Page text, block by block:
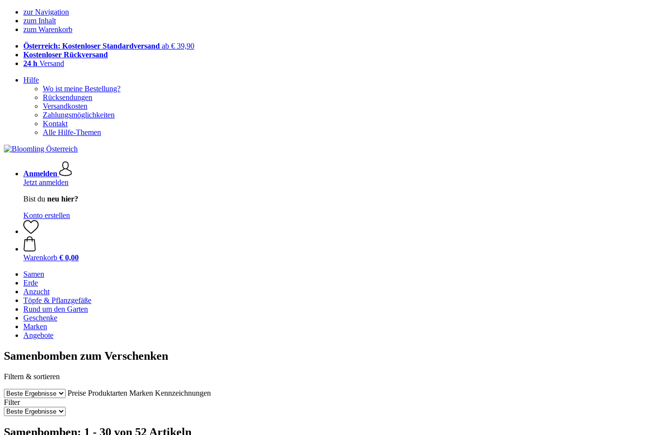
zur Navigation
zum Inhalt
zum Warenkorb
Österreich: Kostenloser Standardversand ab € 39,90
Kostenloser Rückversand
24 h Versand
Hilfe
Wo ist meine Bestellung?
Rücksendungen
Versandkosten
Zahlungsmöglichkeiten
Kontakt
Alle Hilfe-Themen
Anmelden
Jetzt anmelden
Bist du neu hier?
Konto erstellen
Warenkorb € 0,00
Samen
Erde
Anzucht
Töpfe & Pflanzgefäße
Rund um den Garten
Geschenke
Marken
Angebote
Samenbomben zum Verschenken
Filtern & sortieren
Preise Produktarten Marken Kennzeichnungen
Filter
Samenbomben: 1 - 30 von 52 Artikeln